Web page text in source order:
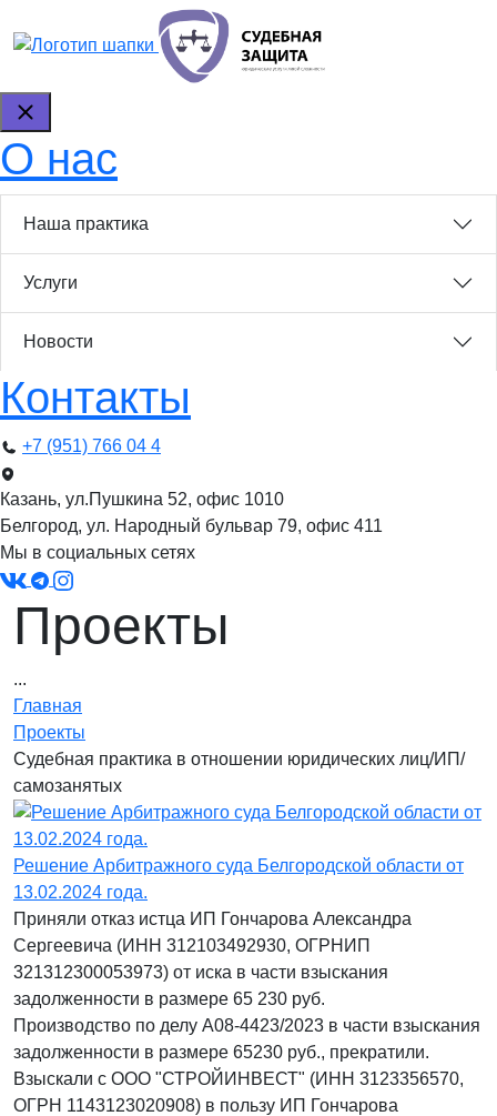
О нас
Наша практика
Услуги
Новости
Контакты
+7 (951) 766 04 4
Казань, ул.Пушкина 52, офис 1010
Белгород, ул. Народный бульвар 79, офис 411
Мы в социальных сетях
Проекты
...
Главная
Проекты
Судебная практика в отношении юридических лиц/ИП/
самозанятых
Решение Арбитражного суда Белгородской области от
13.02.2024 года.
Приняли отказ истца ИП Гончарова Александра
Сергеевича (ИНН 312103492930, ОГРНИП
321312300053973) от иска в части взыскания
задолженности в размере 65 230 руб.
Производство по делу А08-4423/2023 в части взыскания
задолженности в размере 65230 руб., прекратили.
Взыскали с ООО "СТРОЙИНВЕСТ" (ИНН 3123356570,
ОГРН 1143123020908) в пользу ИП Гончарова